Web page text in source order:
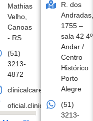
Mathias
Velho,
Canoas
- RS
(51)
3213-
4872
clinicalcare.oficial
oficial.clinicalcare
R. dos
Andradas,
1755 –
sala 42 4º
Andar /
Centro
Histórico
Porto
Alegre
(51)
3213-